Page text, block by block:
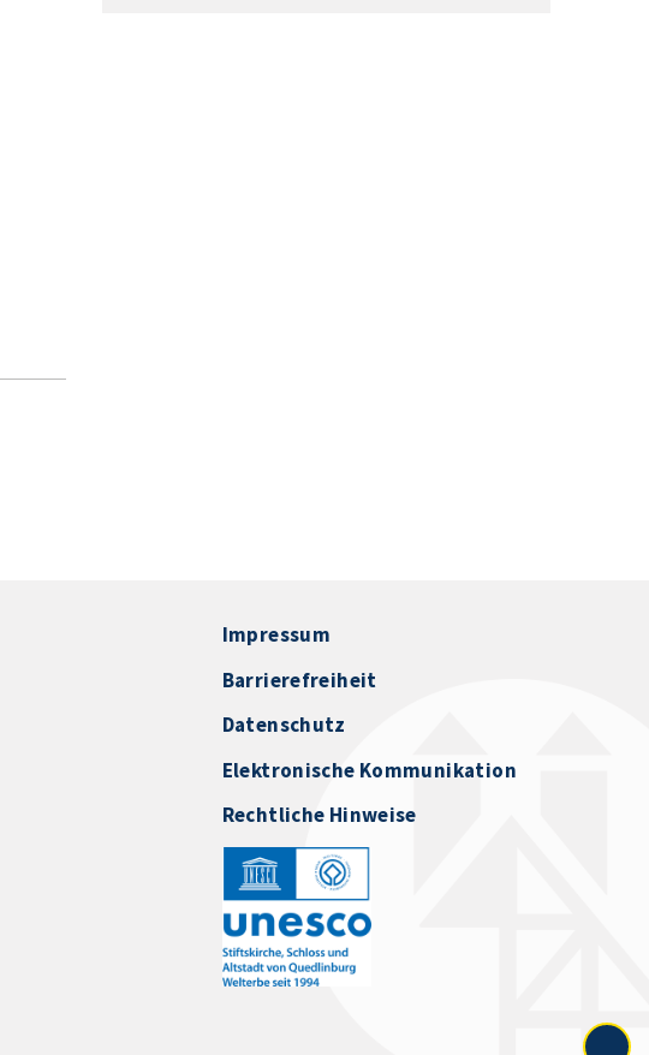
Impressum
Barrierefreiheit
Datenschutz
Elektronische Kommunikation
Rechtliche Hinweise